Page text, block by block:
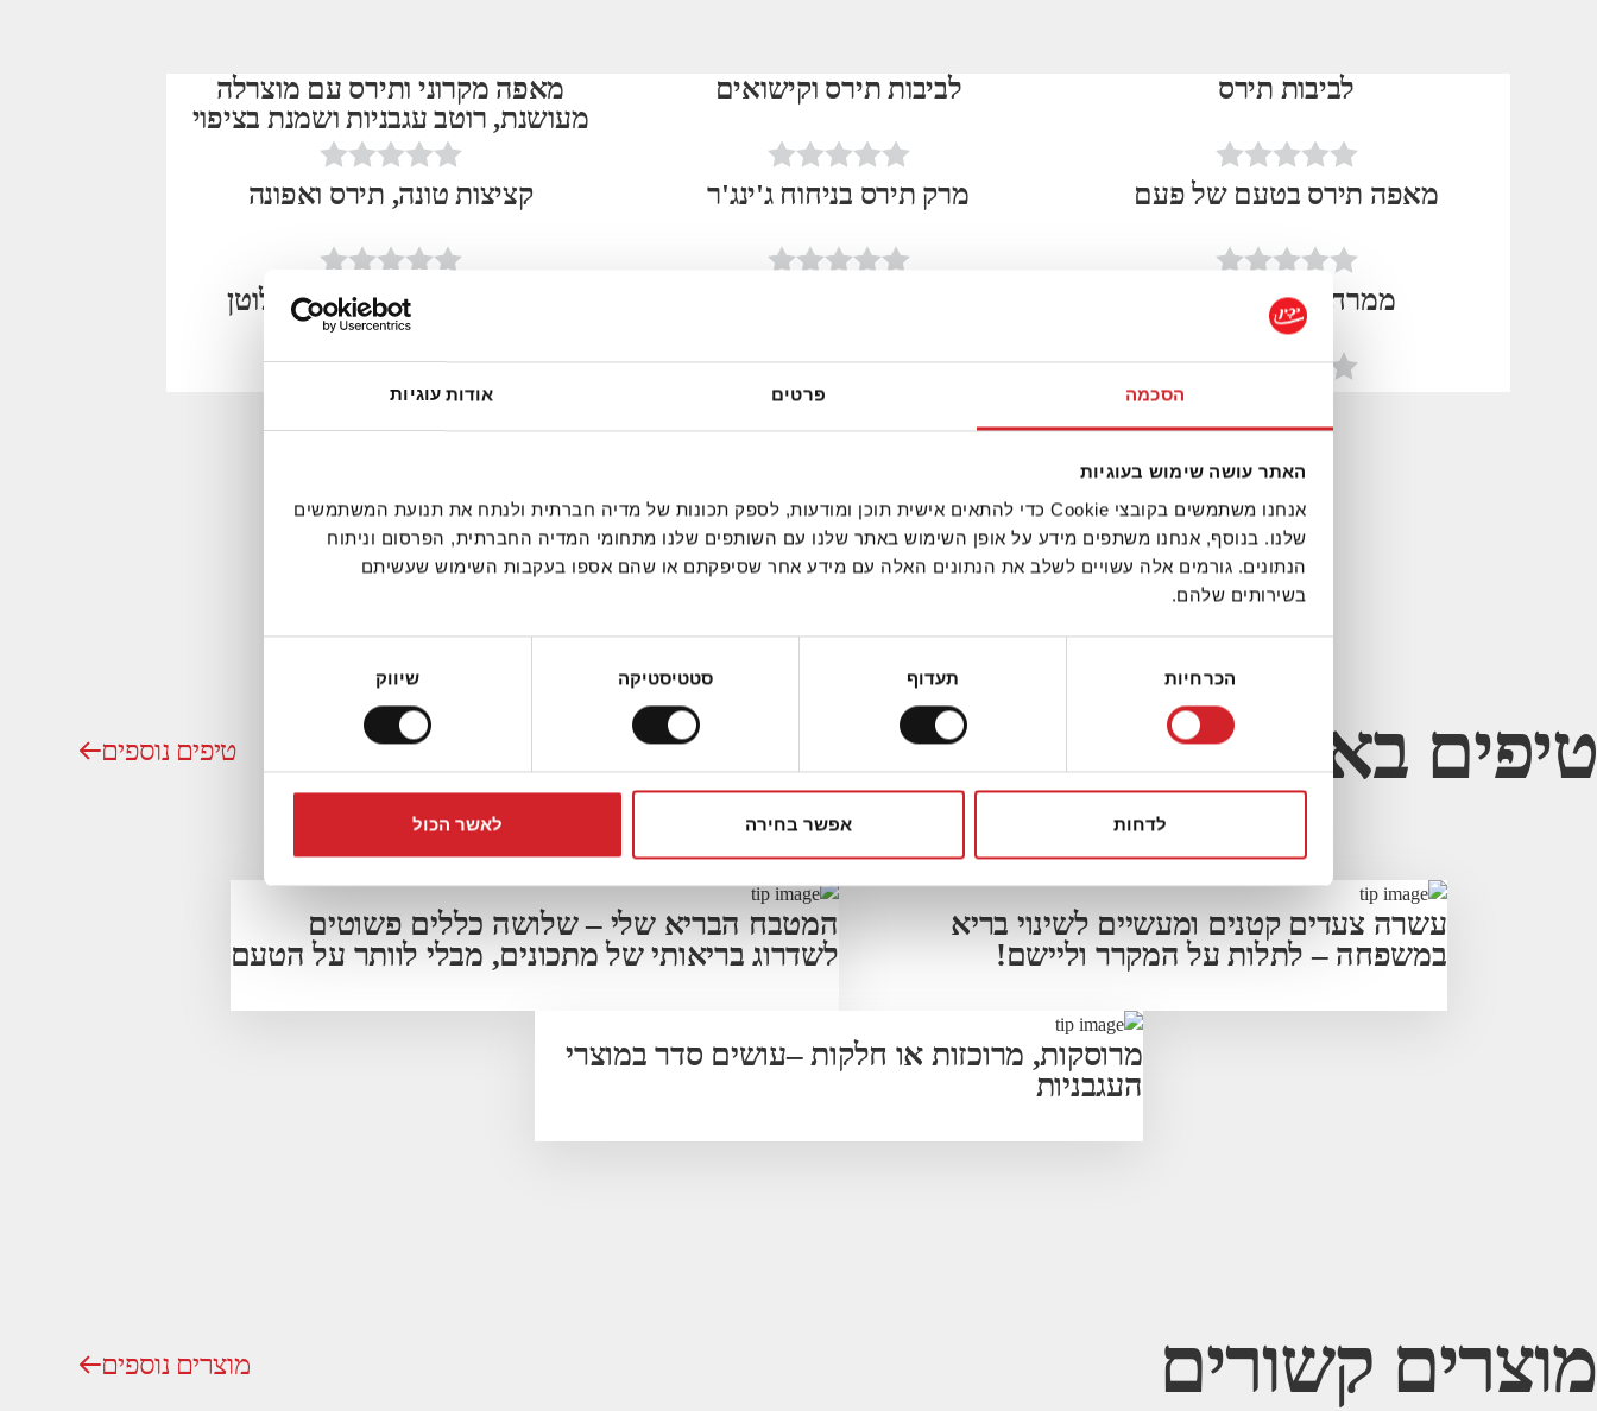
הסכמה פרטים אודות עוגיות
האתר עושה שימוש בעוגיות
אנחנו משתמשים בקובצי Cookie כדי להתאים אישית תוכן ומודעות, לספק תכונות של מדיה חברתית ולנתח את תנועת המשתמשים
שלנו. בנוסף, אנחנו משתפים מידע על אופן השימוש באתר שלנו עם השותפים שלנו מתחומי המדיה החברתית, הפרסום וניתוח
הנתונים. גורמים אלה עשויים לשלב את הנתונים האלה עם מידע אחר שסיפקתם או שהם אספו בעקבות השימוש שעשיתם
בשירותים שלהם.
הכרחיות תעדוף סטטיסטיקה שיווק
לדחות אפשר בחירה לאשר הכול
לביבות תירס לביבות תירס וקישואים
מאפה מקרוני ותירס עם מוצרלה
מעושנת, רוטב עגבניות ושמנת בציפוי
פירורי לחם
מאפה תירס בטעם של פעם
מרק תירס בניחוח ג'ינג'ר קציצות טונה, תירס ואפונה
ממרח תירס ואבוקדו פשטידת תירס לייט ללא גלוטן
קאפקייקס תירס
סיר דגים ברוטב עגבניות עם פפריקה
מעושנת, תירס, כוסברה ופלפל חלפניו
טיפים באותו נושא טיפים נוספים
עשרה צעדים קטנים ומעשיים לשינוי בריא
במשפחה – לתלות על המקרר וליישם!
המטבח הבריא שלי – שלושה כללים פשוטים
לשדרוג בריאותי של מתכונים, מבלי לוותר על הטעם
מרוסקות, מרוכזות או חלקות –עושים סדר במוצרי
העגבניות
מוצרים קשורים מוצרים נוספים